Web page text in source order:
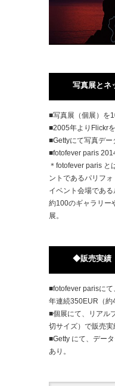
写真展とネ
■写真展（個展）を
■2005年よりFlickr
■Gettyにて写真デー
■fotofever paris
＊fotofever paris と
ントであるパリフ
イベント会場である
約100のギャラリー
展。
◆販売実績
■fotofever parisに
年連続350EUR（約
■個展にて、リアル
切サイズ）で販売実
■Getty にて、デー
あり。